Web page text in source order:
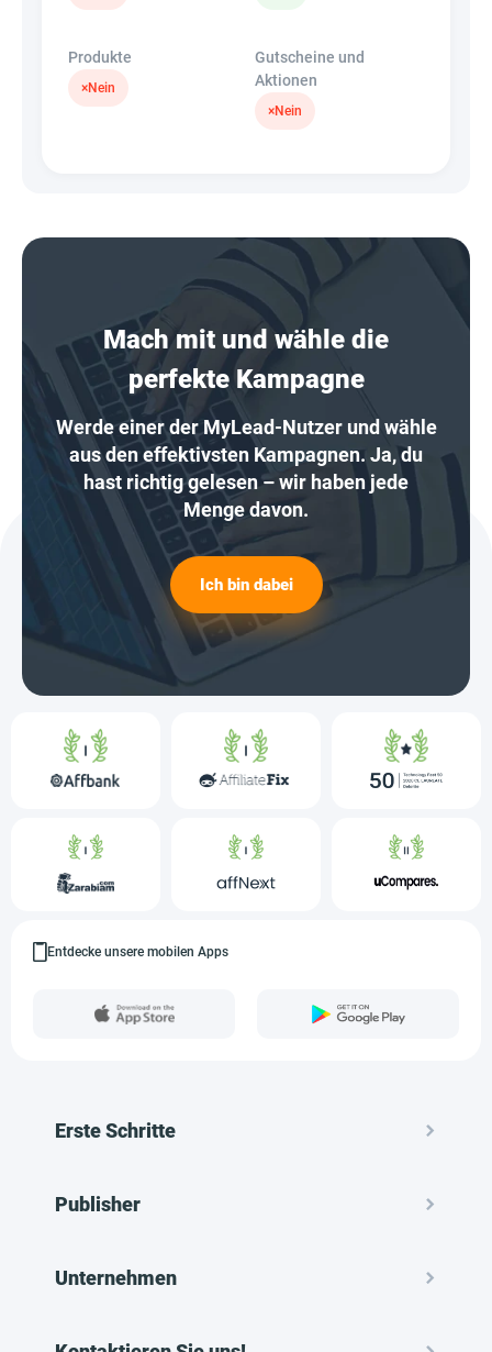
Produkte
×Nein
Gutscheine und
Aktionen
×Nein
Mach mit und wähle die
perfekte Kampagne
Werde einer der MyLead-Nutzer und wähle
aus den effektivsten Kampagnen. Ja, du
hast richtig gelesen – wir haben jede
Menge davon.
Ich bin dabei
Entdecke unsere mobilen Apps
Erste Schritte
Publisher
Unternehmen